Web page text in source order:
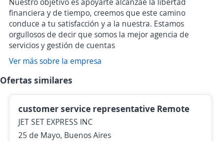
financiera y de tiempo, creemos que este camino
conduce a tu satisfacción y a la nuestra. Estamos
orgullosos de decir que somos la mejor agencia de
servicios y gestión de cuentas
Ver más sobre la empresa
Ofertas similares
customer service representative Remote
JET SET EXPRESS INC
25 de Mayo, Buenos Aires